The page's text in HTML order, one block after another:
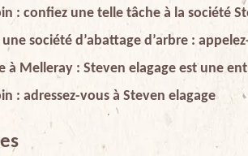
: confiez une telle tâche à la société
société d’abattage d’arbre :
à Melleray : Steven elagage est une
: adressez-vous à Steven elagage